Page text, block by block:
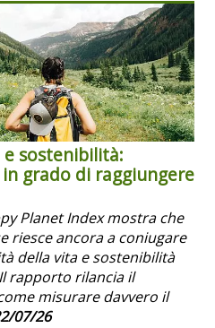
e sostenibilità:
in grado di raggiungere
Planet Index mostra che
riesce ancora a coniugare
della vita e sostenibilità
rapporto rilancia il
misurare davvero il
07/26